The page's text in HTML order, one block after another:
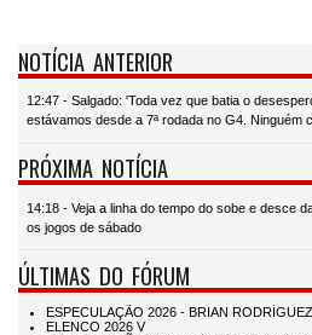
NOTÍCIA ANTERIOR
12:47 - Salgado: 'Toda vez que batia o
estávamos desde a 7ª rodada no G4. Ninguém
PRÓXIMA NOTÍCIA
14:18 - Veja a linha do tempo do sobe e desce
os jogos de sábado
ÚLTIMAS DO FÓRUM